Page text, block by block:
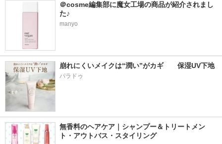
＠cosme編集部に魔女工場の商品が紹介されまし
た♪
manyo
崩れにくいメイクは“潤い”がカギ　　保湿UV下地
パラドゥ
無香料のヘアケア｜シャンプー＆トリートメン
ト・アウトバス・スタイリング